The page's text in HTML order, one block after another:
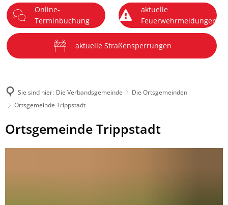
Menü
Online-
Terminbuchung
aktuelle
Feuerwehrmeldungen
aktuelle Straßensperrungen
Sie sind hier: Die Verbandsgemeinde
Die Ortsgemeinden
Ortsgemeinde Trippstadt
Ortsgemeinde
Trippstadt
Ortsgemeinde Trippstadt